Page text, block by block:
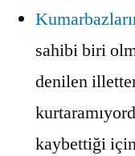
sahibi biri
denilen
kaybettiği